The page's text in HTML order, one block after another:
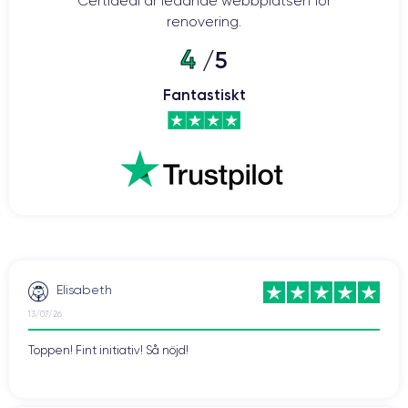
renovering.
4 /5
Fantastiskt
Elisabeth
13/07/26
Toppen! Fint initiativ! Så nöjd!